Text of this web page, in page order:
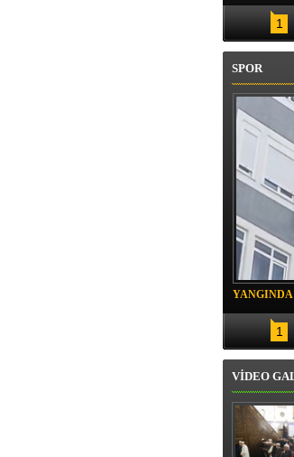
1
SPOR
1
VİDEO